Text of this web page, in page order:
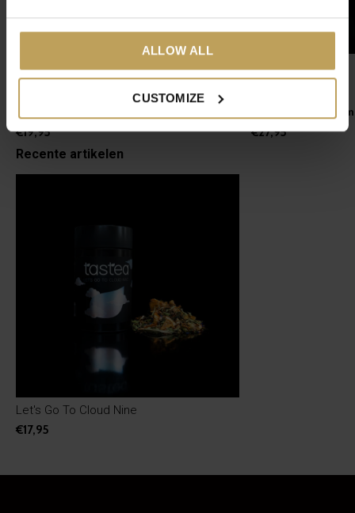
ALLOW ALL
CUSTOMIZE
tastea Theebeker Nyx
€19,95
Pu Erh thee met
€27,95
Recente artikelen
Let's Go To Cloud Nine
€17,95